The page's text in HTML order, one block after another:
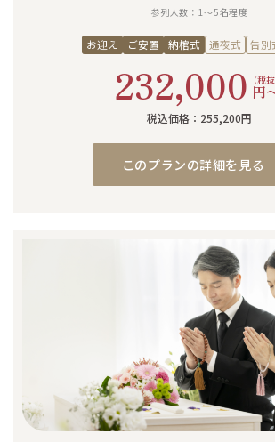
参列人数：1〜5名程度
お迎え ご安置 納棺式 通夜式 告別
232,000 （税抜
円
税込価格：255,200円
このプランの詳細を見る